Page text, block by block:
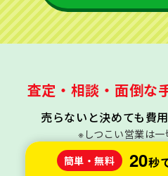
査定・相談・面倒な
売らないと決めても費
※しつこい営業は
簡単・無料
20秒